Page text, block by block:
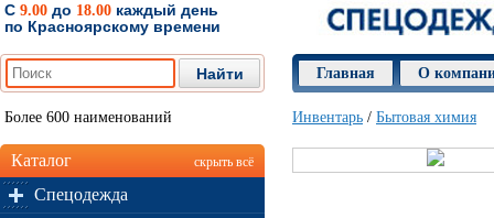
С 9.00 до 18.00 каждый день
по Красноярскому времени
Главная О
Более 600 наименований
Каталог скрыть всё
Спецодежда
Инвентарь / Бытовая химия